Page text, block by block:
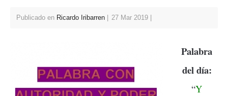
Publicado en Ricardo Iribarren 27 Mar 2019
Palabra
del día:
“Y